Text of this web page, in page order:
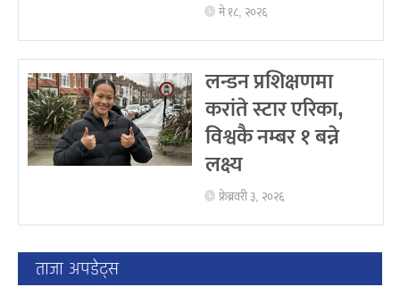
मे १८, २०२६
लन्डन प्रशिक्षणमा
करांते स्टार एरिका,
विश्वकै नम्बर १ बन्ने
लक्ष्य
फ्रेब्रवरी ३, २०२६
ताजा अपडेट्स